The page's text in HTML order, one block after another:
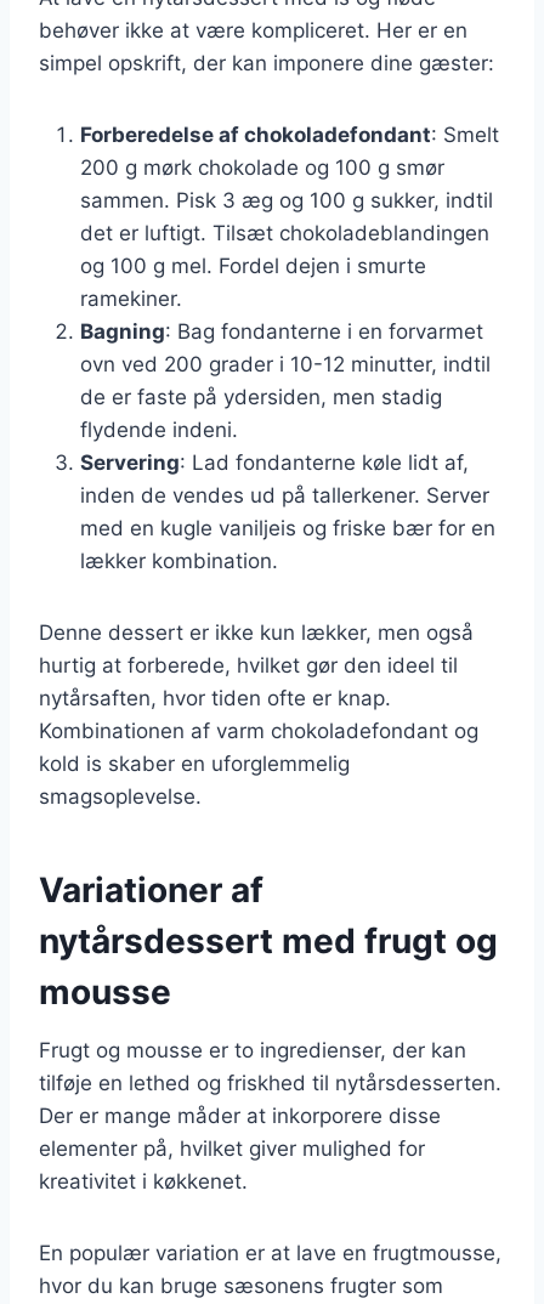
behøver ikke at være kompliceret. Her er en
simpel opskrift, der kan imponere dine gæster:
Forberedelse af chokoladefondant: Smelt
200 g mørk chokolade og 100 g smør
sammen. Pisk 3 æg og 100 g sukker, indtil
det er luftigt. Tilsæt chokoladeblandingen
og 100 g mel. Fordel dejen i smurte
ramekiner.
Bagning: Bag fondanterne i en forvarmet
ovn ved 200 grader i 10-12 minutter, indtil
de er faste på ydersiden, men stadig
flydende indeni.
Servering: Lad fondanterne køle lidt af,
inden de vendes ud på tallerkener. Server
med en kugle vaniljeis og friske bær for en
lækker kombination.
Denne dessert er ikke kun lækker, men også
hurtig at forberede, hvilket gør den ideel til
nytårsaften, hvor tiden ofte er knap.
Kombinationen af varm chokoladefondant og
kold is skaber en uforglemmelig
smagsoplevelse.
Variationer af
nytårsdessert med frugt og
mousse
Frugt og mousse er to ingredienser, der kan
tilføje en lethed og friskhed til nytårsdesserten.
Der er mange måder at inkorporere disse
elementer på, hvilket giver mulighed for
kreativitet i køkkenet.
En populær variation er at lave en frugtmousse,
hvor du kan bruge sæsonens frugter som